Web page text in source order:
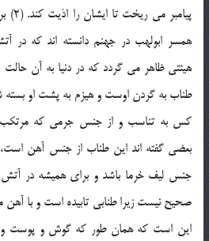
همسر ابولهب در جهنم دانسته اند که در
هیئتی ظاهر می گردد که در دنیا به آن حالت
بعضی گفته اند این طناب از جنس آهن
جنس لیف خرما باشد و برای همیشه در آتش
صحیح نیست زیرا طنابی تابیده است و با
این است که همان طور که گوش و پوست و